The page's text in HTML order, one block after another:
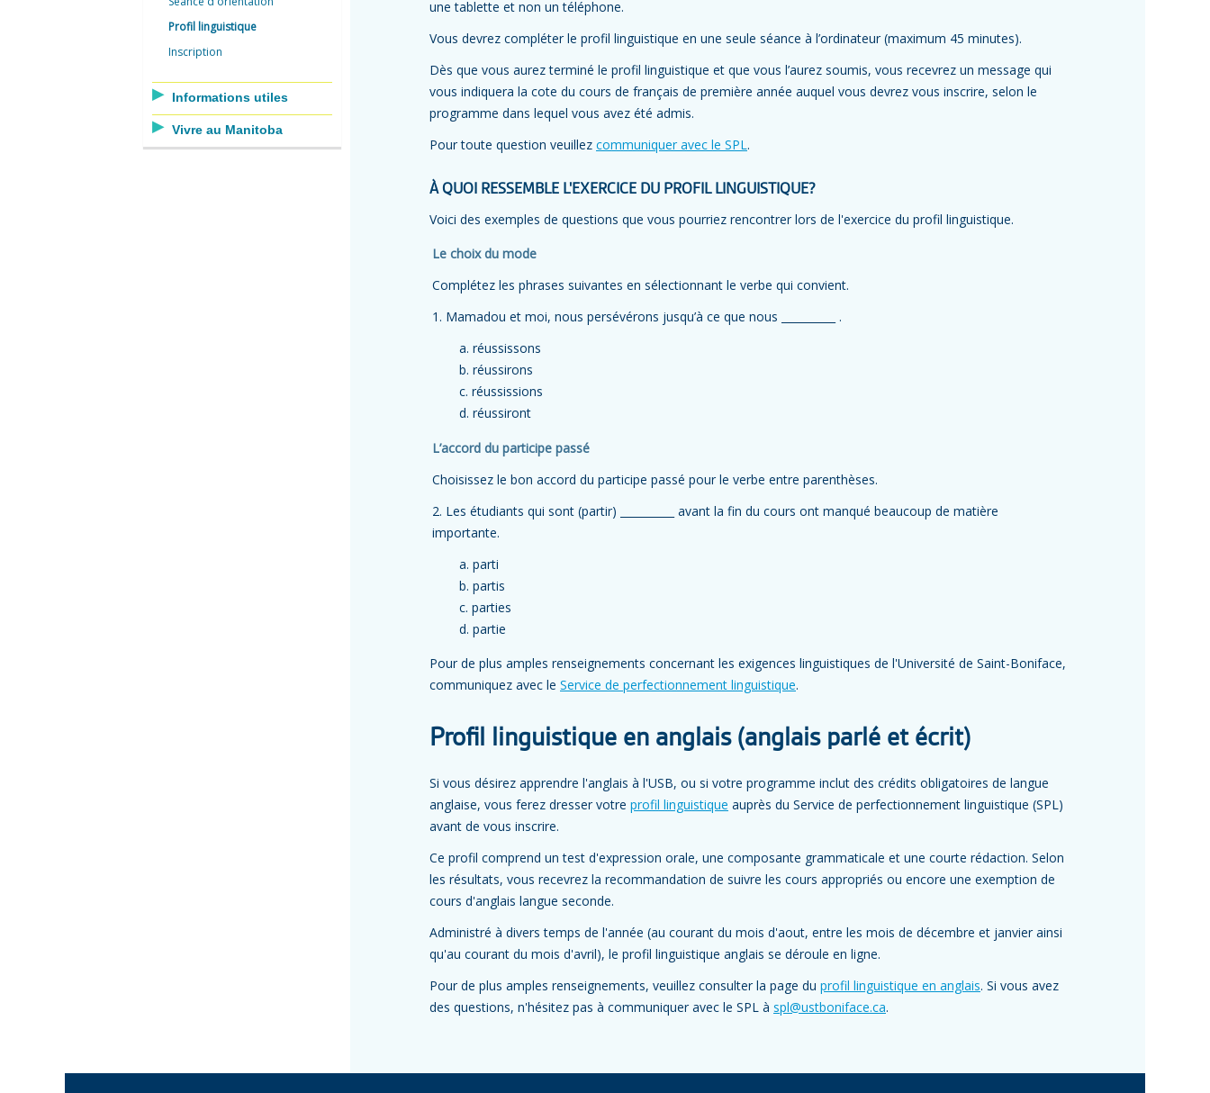
une tablette et non un téléphone.
Vous devrez compléter le profil linguistique en une seule séance à l’ordinateur (maximum 45 minutes).
Dès que vous aurez terminé le profil linguistique et que vous l’aurez soumis, vous recevrez un message qui
vous indiquera la cote du cours de français de première année auquel vous devrez vous inscrire, selon le
programme dans lequel vous avez été admis.
Pour toute question veuillez communiquer avec le SPL.
À QUOI RESSEMBLE L'EXERCICE DU PROFIL LINGUISTIQUE?
Voici des exemples de questions que vous pourriez rencontrer lors de l'exercice du profil linguistique.
Le choix du mode
Complétez les phrases suivantes en sélectionnant le verbe qui convient.
1. Mamadou et moi, nous persévérons jusqu’à ce que nous __________ .
a. réussissons
b. réussirons
c. réussissions
d. réussiront
L’accord du participe passé
Choisissez le bon accord du participe passé pour le verbe entre parenthèses.
2. Les étudiants qui sont (partir) __________ avant la fin du cours ont manqué beaucoup de matière
importante.
a. parti
b. partis
c. parties
d. partie
Pour de plus amples renseignements concernant les exigences linguistiques de l'Université de Saint-Boniface,
communiquez avec le Service de perfectionnement linguistique.
Profil linguistique en anglais (anglais parlé et écrit)
Si vous désirez apprendre l'anglais à l'USB, ou si votre programme inclut des crédits obligatoires de langue
anglaise, vous ferez dresser votre profil linguistique auprès du Service de perfectionnement linguistique (SPL)
avant de vous inscrire.
Ce profil comprend un test d'expression orale, une composante grammaticale et une courte rédaction. Selon
les résultats, vous recevrez la recommandation de suivre les cours appropriés ou encore une exemption de
cours d'anglais langue seconde.
Administré à divers temps de l'année (au courant du mois d'aout, entre les mois de décembre et janvier ainsi
qu'au courant du mois d'avril), le profil linguistique anglais se déroule en ligne.
Pour de plus amples renseignements, veuillez consulter la page du profil linguistique en anglais. Si vous avez
des questions, n'hésitez pas à communiquer avec le SPL à spl@ustboniface.ca.
Profil linguistique
Inscription
Informations utiles
Vivre au Manitoba